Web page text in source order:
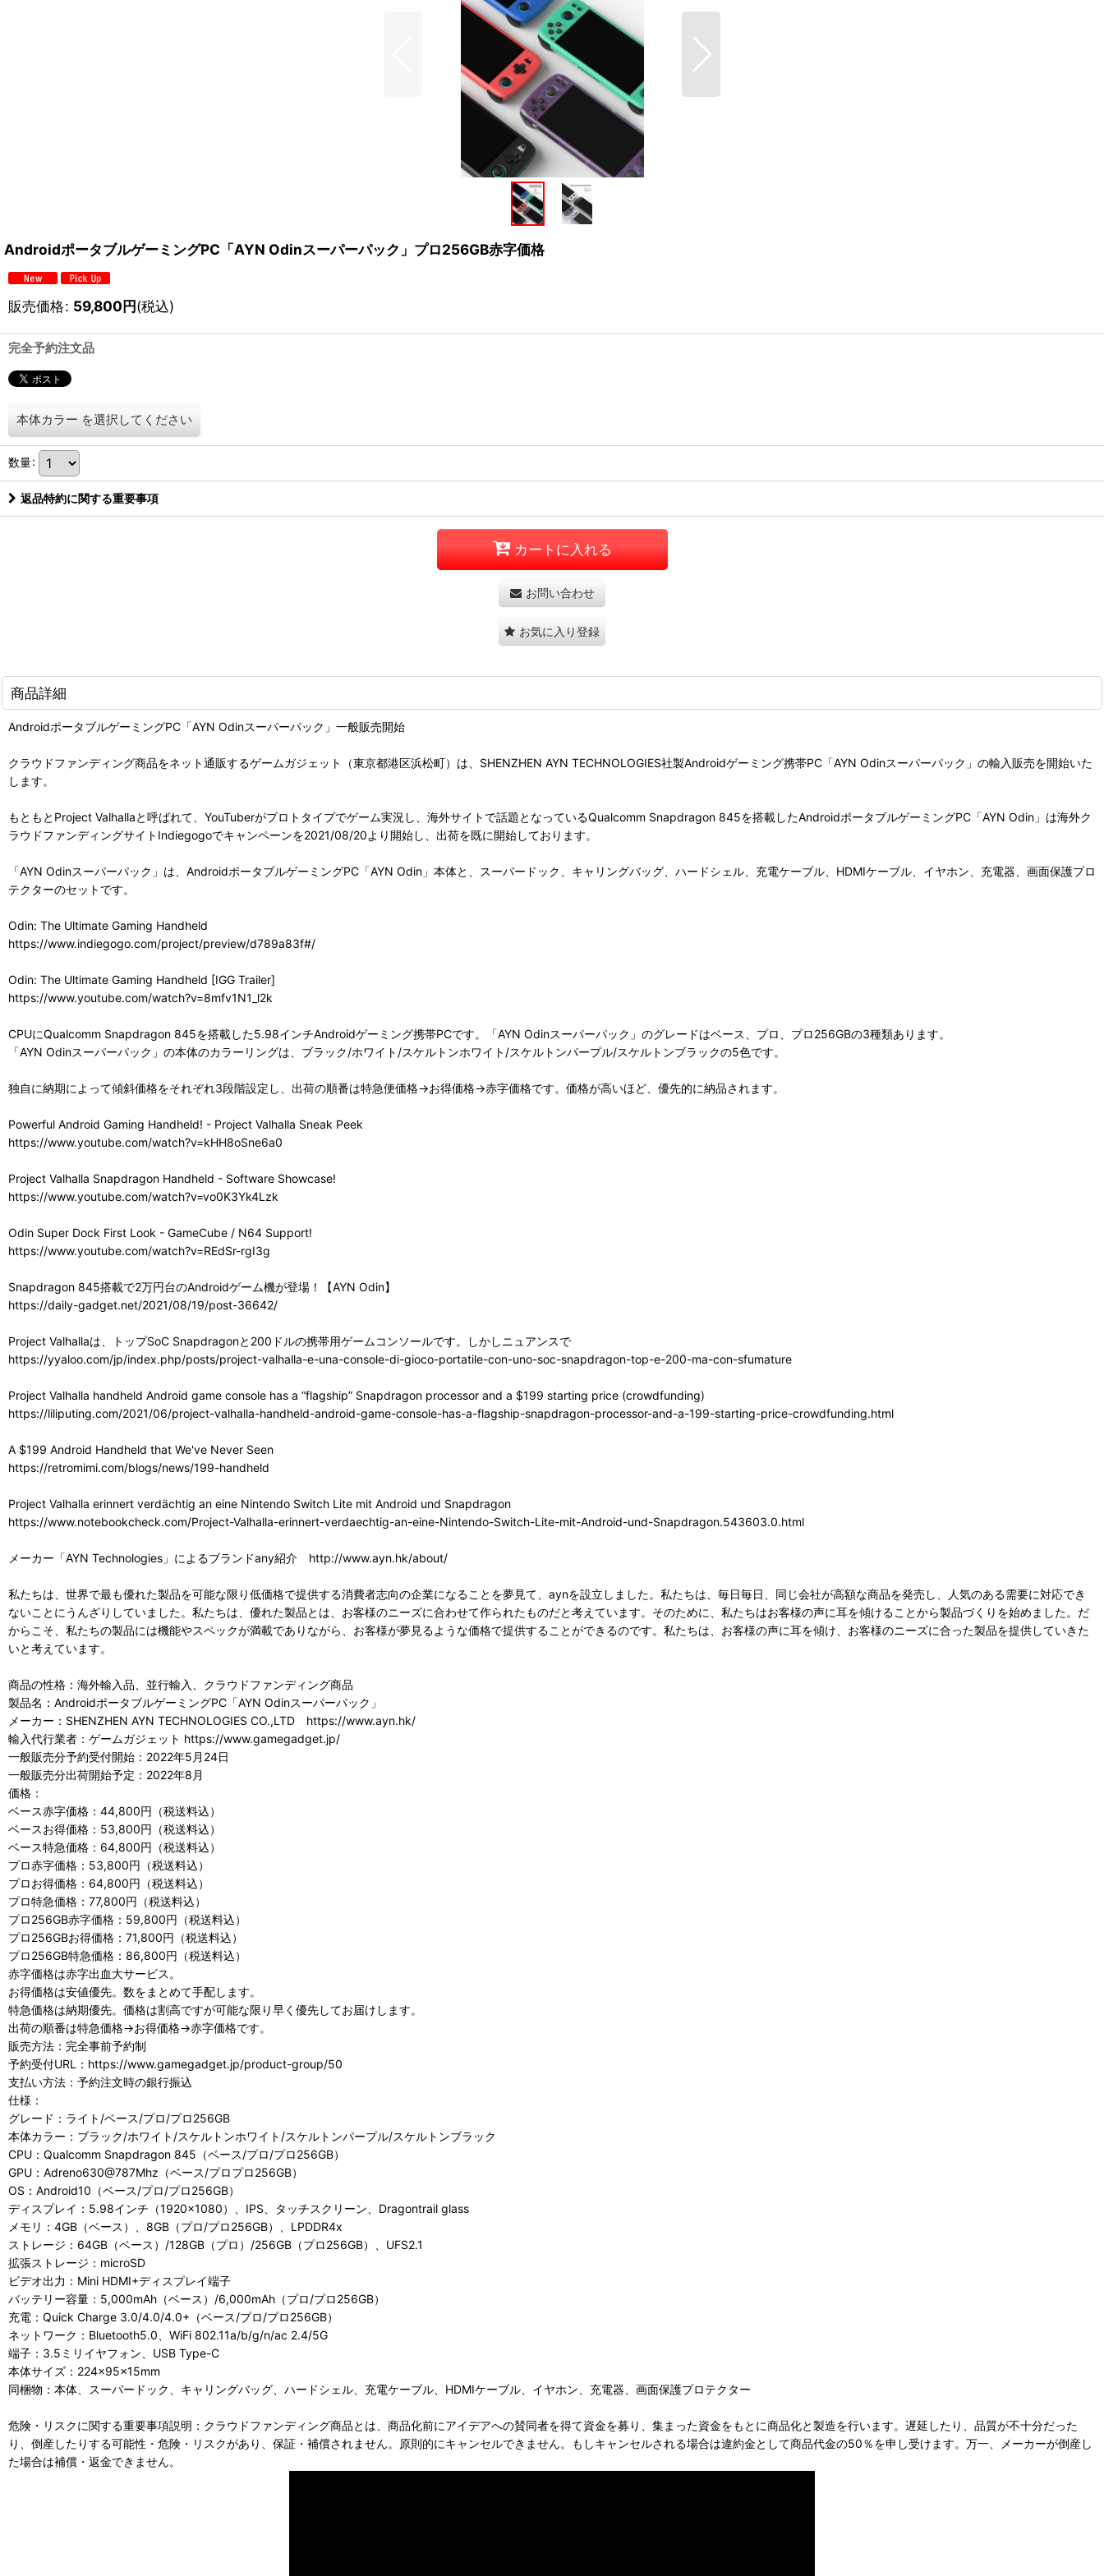
AndroidポータブルゲーミングPC「AYN Odinスーパーパック」プロ256GB赤字価格
販売価格: 59,800円(税込)
完全予約注文品
本体カラー を選択してください
数量:
返品特約に関する重要事項
カートに入れる
お問い合わせ
お気に入り登録
商品詳細
AndroidポータブルゲーミングPC「AYN Odinスーパーパック」一般販売開始
クラウドファンディング商品をネット通販するゲームガジェット（東京都港区浜松町）は、SHENZHEN AYN TECHNOLOGIES社製Androidゲーミング携帯PC「AYN Odinスーパーパック」の輸入販売を開始いた
します。
もともとProject Valhallaと呼ばれて、YouTuberがプロトタイプでゲーム実況し、海外サイトで話題となっているQualcomm Snapdragon 845を搭載したAndroidポータブルゲーミングPC「AYN Odin」は海外ク
ラウドファンディングサイトIndiegogoでキャンペーンを2021/08/20より開始し、出荷を既に開始しております。
「AYN Odinスーパーパック」は、AndroidポータブルゲーミングPC「AYN Odin」本体と、スーパードック、キャリングバッグ、ハードシェル、充電ケーブル、HDMIケーブル、イヤホン、充電器、画面保護プロ
テクターのセットです。
Odin: The Ultimate Gaming Handheld
https://www.indiegogo.com/project/preview/d789a83f#/
Odin: The Ultimate Gaming Handheld [IGG Trailer]
https://www.youtube.com/watch?v=8mfv1N1_l2k
CPUにQualcomm Snapdragon 845を搭載した5.98インチAndroidゲーミング携帯PCです。「AYN Odinスーパーパック」のグレードはベース、プロ、プロ256GBの3種類あります。
「AYN Odinスーパーパック」の本体のカラーリングは、ブラック/ホワイト/スケルトンホワイト/スケルトンパープル/スケルトンブラックの5色です。
独自に納期によって傾斜価格をそれぞれ3段階設定し、出荷の順番は特急便価格→お得価格→赤字価格です。価格が高いほど、優先的に納品されます。
Powerful Android Gaming Handheld! - Project Valhalla Sneak Peek
https://www.youtube.com/watch?v=kHH8oSne6a0
Project Valhalla Snapdragon Handheld - Software Showcase!
https://www.youtube.com/watch?v=vo0K3Yk4Lzk
Odin Super Dock First Look - GameCube / N64 Support!
https://www.youtube.com/watch?v=REdSr-rgI3g
Snapdragon 845搭載で2万円台のAndroidゲーム機が登場！【AYN Odin】
https://daily-gadget.net/2021/08/19/post-36642/
Project Valhallaは、トップSoC Snapdragonと200ドルの携帯用ゲームコンソールです。しかしニュアンスで
https://yyaloo.com/jp/index.php/posts/project-valhalla-e-una-console-di-gioco-portatile-con-uno-soc-snapdragon-top-e-200-ma-con-sfumature
Project Valhalla handheld Android game console has a “flagship” Snapdragon processor and a $199 starting price (crowdfunding)
https://liliputing.com/2021/06/project-valhalla-handheld-android-game-console-has-a-flagship-snapdragon-processor-and-a-199-starting-price-crowdfunding.html
A $199 Android Handheld that We've Never Seen
https://retromimi.com/blogs/news/199-handheld
Project Valhalla erinnert verdächtig an eine Nintendo Switch Lite mit Android und Snapdragon
https://www.notebookcheck.com/Project-Valhalla-erinnert-verdaechtig-an-eine-Nintendo-Switch-Lite-mit-Android-und-Snapdragon.543603.0.html
メーカー「AYN Technologies」によるブランドany紹介 http://www.ayn.hk/about/
私たちは、世界で最も優れた製品を可能な限り低価格で提供する消費者志向の企業になることを夢見て、aynを設立しました。私たちは、毎日毎日、同じ会社が高額な商品を発売し、人気のある需要に対応でき
ないことにうんざりしていました。私たちは、優れた製品とは、お客様のニーズに合わせて作られたものだと考えています。そのために、私たちはお客様の声に耳を傾けることから製品づくりを始めました。だ
からこそ、私たちの製品には機能やスペックが満載でありながら、お客様が夢見るような価格で提供することができるのです。私たちは、お客様の声に耳を傾け、お客様のニーズに合った製品を提供していきた
いと考えています。
商品の性格：海外輸入品、並行輸入、クラウドファンディング商品
製品名：AndroidポータブルゲーミングPC「AYN Odinスーパーパック」
メーカー：SHENZHEN AYN TECHNOLOGIES CO.,LTD https://www.ayn.hk/
輸入代行業者：ゲームガジェット https://www.gamegadget.jp/
一般販売分予約受付開始：2022年5月24日
一般販売分出荷開始予定：2022年8月
価格：
ベース赤字価格：44,800円（税送料込）
ベースお得価格：53,800円（税送料込）
ベース特急価格：64,800円（税送料込）
プロ赤字価格：53,800円（税送料込）
プロお得価格：64,800円（税送料込）
プロ特急価格：77,800円（税送料込）
プロ256GB赤字価格：59,800円（税送料込）
プロ256GBお得価格：71,800円（税送料込）
プロ256GB特急価格：86,800円（税送料込）
赤字価格は赤字出血大サービス。
お得価格は安値優先。数をまとめて手配します。
特急価格は納期優先。価格は割高ですが可能な限り早く優先してお届けします。
出荷の順番は特急価格→お得価格→赤字価格です。
販売方法：完全事前予約制
予約受付URL：https://www.gamegadget.jp/product-group/50
支払い方法：予約注文時の銀行振込
仕様：
グレード：ライト/ベース/プロ/プロ256GB
本体カラー：ブラック/ホワイト/スケルトンホワイト/スケルトンパープル/スケルトンブラック
CPU：Qualcomm Snapdragon 845（ベース/プロ/プロ256GB）
GPU：Adreno630@787Mhz（ベース/プロプロ256GB）
OS：Android10（ベース/プロ/プロ256GB）
ディスプレイ：5.98インチ（1920×1080）、IPS、タッチスクリーン、Dragontrail glass
メモリ：4GB（ベース）、8GB（プロ/プロ256GB）、LPDDR4x
ストレージ：64GB（ベース）/128GB（プロ）/256GB（プロ256GB）、UFS2.1
拡張ストレージ：microSD
ビデオ出力：Mini HDMI+ディスプレイ端子
バッテリー容量：5,000mAh（ベース）/6,000mAh（プロ/プロ256GB）
充電：Quick Charge 3.0/4.0/4.0+（ベース/プロ/プロ256GB）
ネットワーク：Bluetooth5.0、WiFi 802.11a/b/g/n/ac 2.4/5G
端子：3.5ミリイヤフォン、USB Type-C
本体サイズ：224×95×15mm
同梱物：本体、スーパードック、キャリングバッグ、ハードシェル、充電ケーブル、HDMIケーブル、イヤホン、充電器、画面保護プロテクター
危険・リスクに関する重要事項説明：クラウドファンディング商品とは、商品化前にアイデアへの賛同者を得て資金を募り、集まった資金をもとに商品化と製造を行います。遅延したり、品質が不十分だった
り、倒産したりする可能性・危険・リスクがあり、保証・補償されません。原則的にキャンセルできません。もしキャンセルされる場合は違約金として商品代金の50％を申し受けます。万一、メーカーが倒産し
た場合は補償・返金できません。